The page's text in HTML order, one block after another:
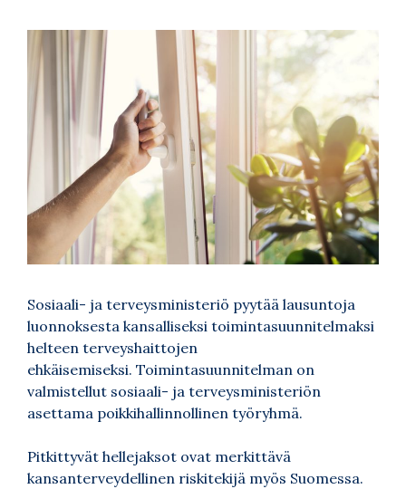
Sosiaali- ja terveysministeriö pyytää lausuntoja
luonnoksesta kansalliseksi toimintasuunnitelmaksi
helteen terveyshaittojen
ehkäisemiseksi. Toimintasuunnitelman on
valmistellut sosiaali- ja terveysministeriön
asettama poikkihallinnollinen työryhmä.
Pitkittyvät hellejaksot ovat merkittävä
kansanterveydellinen riskitekijä myös Suomessa.